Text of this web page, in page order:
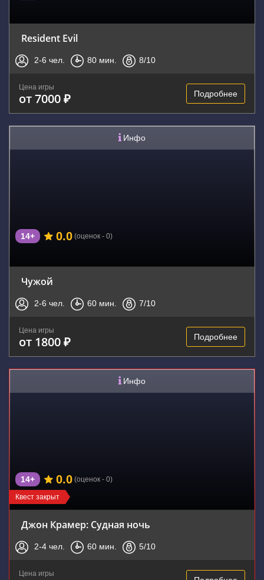
Resident Evil
2-6 чел. 80 мин. 8/10
Цена игры
от 7000 ₽ Подробнее
Инфо
14+ 0.0 (оценок - 0)
Чужой
2-6 чел. 60 мин. 7/10
Цена игры
от 1800 ₽ Подробнее
Инфо
Квест закрыт
14+ 0.0 (оценок - 0)
Джон Крамер: Судная ночь
2-4 чел. 60 мин. 5/10
Цена игры